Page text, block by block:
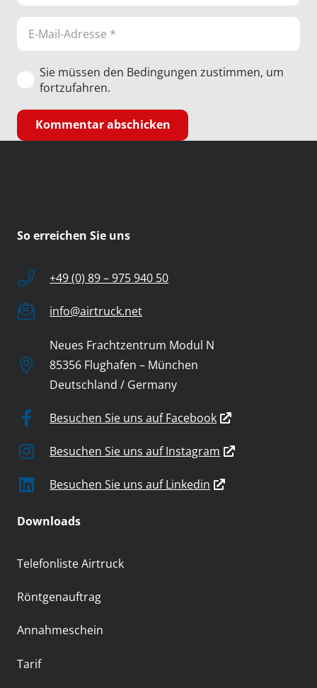
Sie müssen den Bedingungen zustimmen, um
fortzufahren.
Kommentar abschicken
So erreichen Sie uns
+49 (0) 89 – 975 940 50
info@airtruck.net
Neues Frachtzentrum Modul N
85356 Flughafen – München
Deutschland / Germany
Besuchen Sie uns auf Facebook
Besuchen Sie uns auf Instagram
Besuchen Sie uns auf Linkedin
Downloads
Telefonliste Airtruck
Röntgenauftrag
Annahmeschein
Tarif